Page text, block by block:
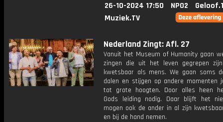
26-10-2024 17:50 NPO2
Muziek.TV
Nederland Zingt: Afl. 27
Vanuit het Museum of Humanity gaan
zingen die uit het leven gegrepen
kwetsbaar als mens. We gaan soms
dalen en stijgen op andere momenten
tot grote hoogten. Door alles heen
Gods leiding nodig. Daar blijft het
mogen ook de ander in al zijn
en bij de hand nemen.